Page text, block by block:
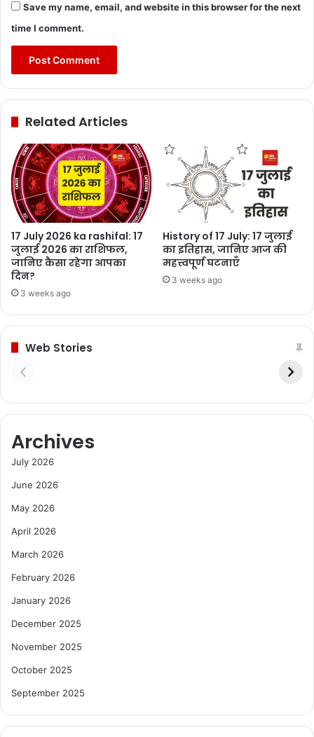
Save my name, email, and website in this browser for the next
time I comment.
Related Articles
17 July 2026 ka rashifal: 17
जुलाई 2026 का राशिफल,
जानिए कैसा रहेगा आपका
दिन?
3 weeks ago
History of 17 July: 17 जुलाई
का इतिहास, जानिए आज की
महत्त्वपूर्ण घटनाएँ
3 weeks ago
Web Stories
Archives
July 2026
June 2026
May 2026
April 2026
March 2026
February 2026
January 2026
December 2025
November 2025
October 2025
September 2025